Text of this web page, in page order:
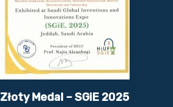
Złoty Medal – SGiE 2025